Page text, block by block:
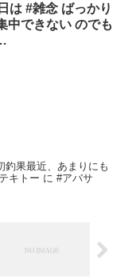
は #雑念 ばっかり
中できない のでも
釣果最近、あまりにも
キトー に #アバサ